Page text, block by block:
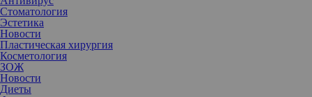
Стоматология
Эстетика
Новости
Пластическая хирургия
Косметология
ЗОЖ
Новости
Диеты